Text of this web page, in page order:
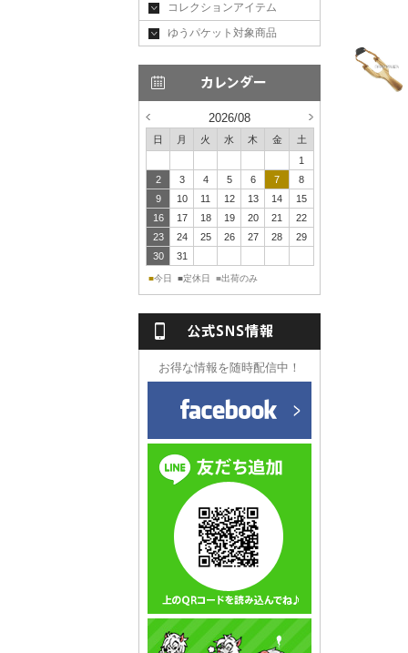
コレクションアイテム
ゆうパケット対象商品
2026/08
日 月 火 水 木 金
土
1
2
3 4 5 6 7
8
9
10 11 12 13 14
15
16
17 18 19 20 21
22
23
24 25 26 27 28
29
30
31
■今日 ■定休日 ■出荷のみ
お得な情報を随時配信中！